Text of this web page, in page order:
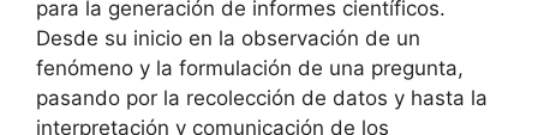
para la generación de informes científicos.
Desde su inicio en la observación de un
fenómeno y la formulación de una pregunta,
pasando por la recolección de datos y hasta la
interpretación y comunicación de los